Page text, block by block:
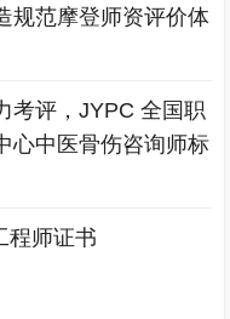
规范摩登师资评价体
考评，JYPC 全国职
心中医骨伤咨询师标
程师证书